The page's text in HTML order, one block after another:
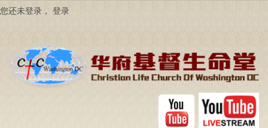
跳
您还未登录， 登录